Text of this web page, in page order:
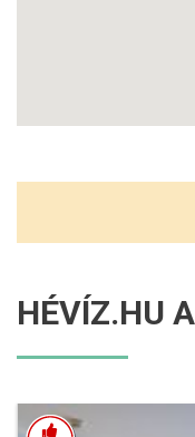
HÉVÍZ.HU